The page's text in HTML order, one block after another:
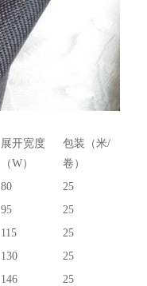
展开宽度
（W）
包装（米/
卷）
80
25
95
25
115
25
130
25
146
25